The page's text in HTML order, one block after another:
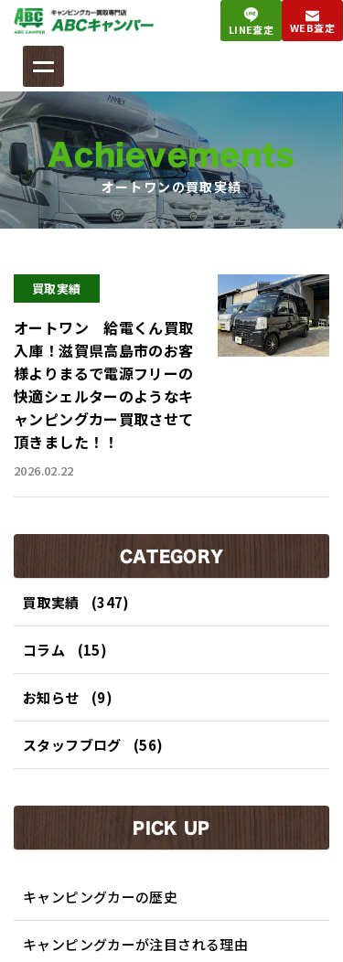
ツ
へ
ス
キ
ッ
プ
LINE査定 WEB査定
Achievements
オートワンの買取実績
買取実績
オートワン 給電くん買取
入庫！滋賀県高島市のお客
様よりまるで電源フリーの
快適シェルターのようなキ
ャンピングカー買取させて
頂きました！！
2026.02.22
CATEGORY
買取実績 (347)
コラム (15)
お知らせ (9)
スタッフブログ (56)
PICK UP
キャンピングカーの歴史
キャンピングカーが注目される理由